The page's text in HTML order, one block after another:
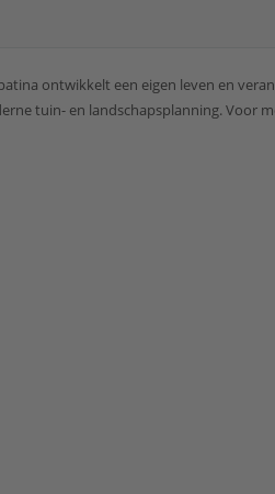
ontwikkelt een eigen leven en
tuin- en landschapsplanning. Voor